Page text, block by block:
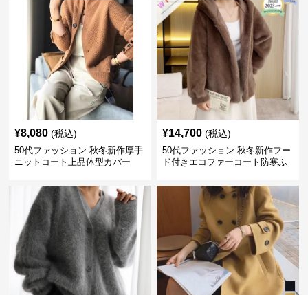
¥8,080 (税込)
50代ファッション 秋冬新作厚手
ニットコート上品体型カバー
¥14,700 (税込)
50代ファッション 秋冬新作フー
ド付きエコファーコート防寒ふ